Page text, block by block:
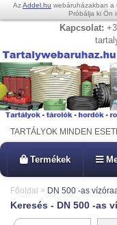
AzAddel.hu webáruházakban a
Próbálja ki Ön
Kapcsolat:
TARTÁLYOK MINDEN
Termékek
Főoldal > DN 500 -as
Keresés - DN 500 -as